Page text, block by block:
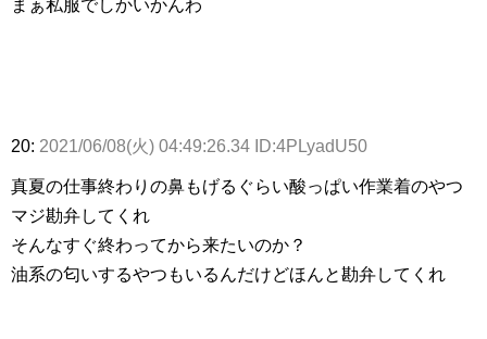
まぁ私服でしかいかんわ
20: 2021/06/08(火) 04:49:26.34 ID:4PLyadU50
真夏の仕事終わりの鼻もげるぐらい酸っぱい作業着のやつ
マジ勘弁してくれ
そんなすぐ終わってから来たいのか？
油系の匂いするやつもいるんだけどほんと勘弁してくれ